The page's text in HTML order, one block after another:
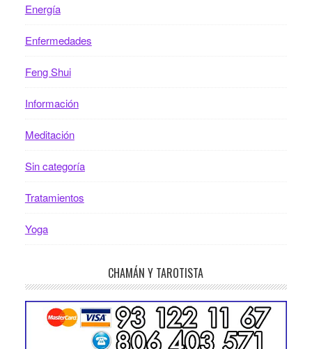
Energía
Enfermedades
Feng Shui
Información
Meditación
Sin categoría
Tratamientos
Yoga
CHAMÁN Y TAROTISTA